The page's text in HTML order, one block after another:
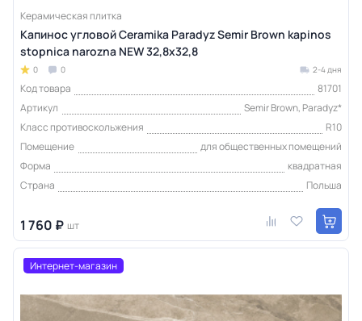
Керамическая плитка
Капинос угловой Ceramika Paradyz Semir Brown kapinos
stopnica narozna NEW 32,8х32,8
0 0 2-4 дня
Код товара
81701
Артикул
Semir Brown, Paradyz*
Класс противоскольжения
R10
Помещение
для общественных помещений
Форма
квадратная
Страна
Польша
1 760 ₽ шт
Интернет-магазин